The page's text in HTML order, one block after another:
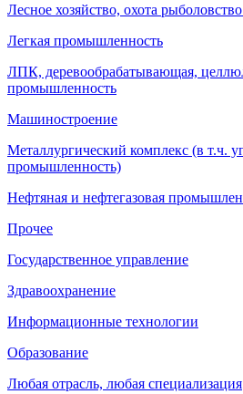
Лесное хозяйство, охота
Легкая промышленность
ЛПК, деревообрабатывающая,
промышленность
Машиностроение
Металлургический комплекс (в т.ч.
промышленность)
Нефтяная и нефтегазовая
Прочее
Государственное управление
Здравоохранение
Информационные технологии
Образование
Любая отрасль, любая специализация